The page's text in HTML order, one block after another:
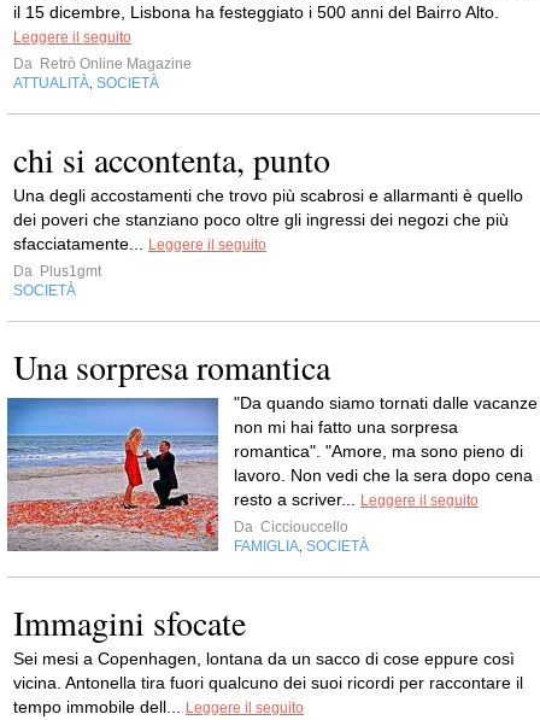
il 15 dicembre, Lisbona ha festeggiato i 500 anni del Bairro Alto.
Leggere il seguito
Da Retrò Online Magazine
ATTUALITÀ SOCIETÀ
chi si accontenta, punto
Una degli accostamenti che trovo più scabrosi e allarmanti è quello
dei poveri che stanziano poco oltre gli ingressi dei negozi che più
sfacciatamente...
Leggere il seguito
Da Plus1gmt
SOCIETÀ
Una sorpresa romantica
"Da quando siamo tornati dalle vacanze
non mi hai fatto una sorpresa
romantica". "Amore, ma sono pieno di
lavoro. Non vedi che la sera dopo cena
resto a scriver...
Leggere il seguito
Da Cicciouccello
FAMIGLIA SOCIETÀ
Immagini sfocate
Sei mesi a Copenhagen, lontana da un sacco di cose eppure così
vicina. Antonella tira fuori qualcuno dei suoi ricordi per raccontare il
tempo immobile dell...
Leggere il seguito